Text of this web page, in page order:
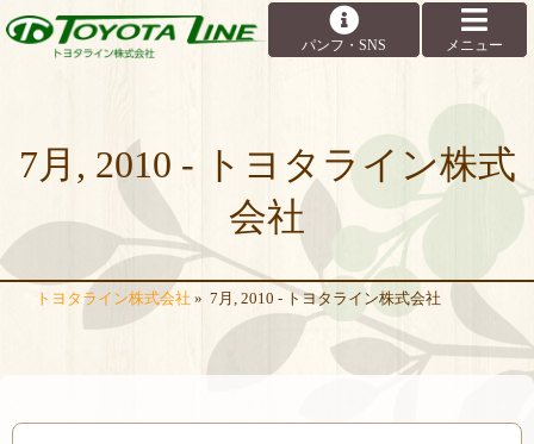
7月, 2010 - トヨタライン株式
会社
トヨタライン株式会社 » 7月, 2010 - トヨタライン株式会社